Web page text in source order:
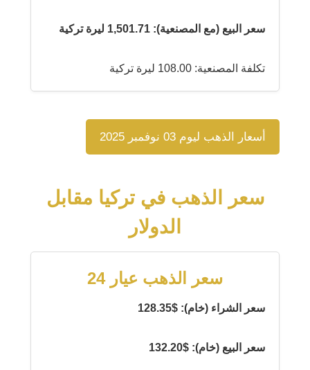
سعر البيع (مع المصنعية): 1,501.71 ليرة تركية
تكلفة المصنعية: 108.00 ليرة تركية
أسعار الذهب ليوم 03 نوفمبر 2025
سعر الذهب في تركيا مقابل
الدولار
سعر الذهب عيار 24
سعر الشراء (خام): $128.35
سعر البيع (خام): $132.20